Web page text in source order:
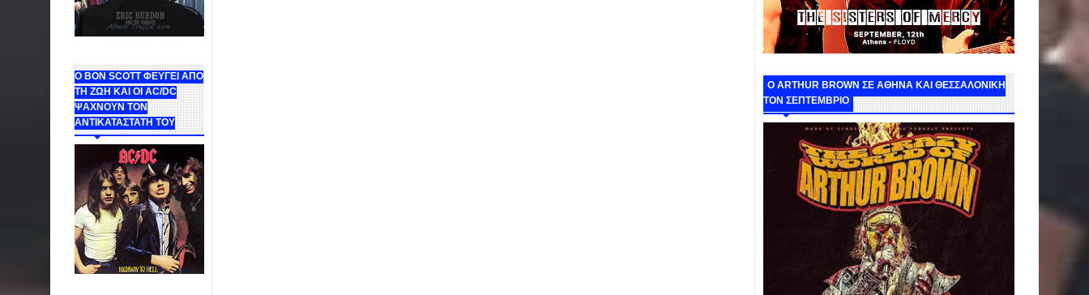
Ο BON SCOTT ΦΕΥΓΕΙ ΑΠΟ
ΤΗ ΖΩΗ ΚΑΙ ΟΙ AC/DC
ΨΑΧΝΟΥΝ ΤΟΝ
ΑΝΤΙΚΑΤΑΣΤΑΤΗ ΤΟΥ
O ARTHUR BROWN ΣΕ ΑΘΗΝΑ ΚΑΙ ΘΕΣΣΑΛΟΝΙΚΗ
ΤΟΝ ΣΕΠΤΕΜΒΡΙΟ